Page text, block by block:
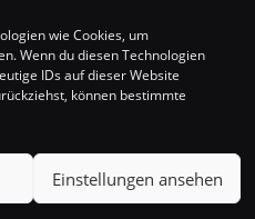
wie Cookies, um
Wenn du diesen Technologien
IDs auf dieser Website
können bestimmte
Einstellungen ansehen